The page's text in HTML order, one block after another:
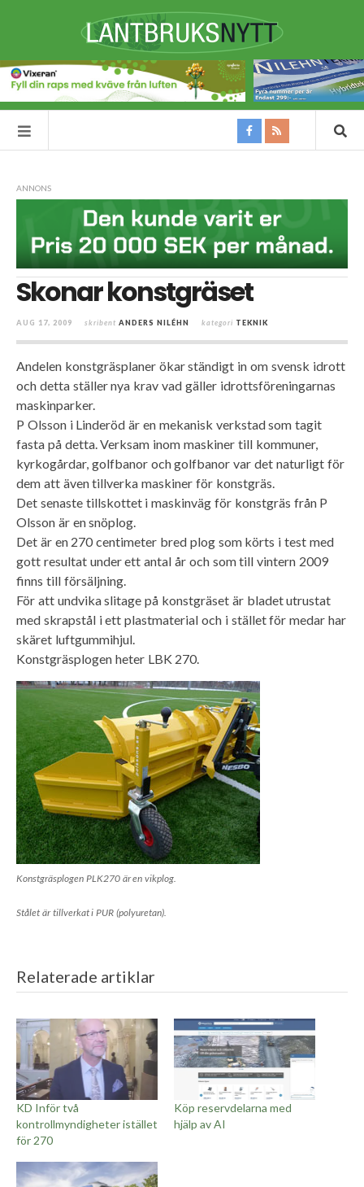
ANNONS
Skonar konstgräset
AUG 17, 2009 skribent ANDERS NILÉHN kategori TEKNIK
Andelen konstgräsplaner ökar ständigt in om svensk idrott
och detta ställer nya krav vad gäller idrottsföreningarnas
maskinparker.
P Olsson i Linderöd är en mekanisk verkstad som tagit
fasta på detta. Verksam inom maskiner till kommuner,
kyrkogårdar, golfbanor och golfbanor var det naturligt för
dem att även tillverka maskiner för konstgräs.
Det senaste tillskottet i maskinväg för konstgräs från P
Olsson är en snöplog.
Det är en 270 centimeter bred plog som körts i test med
gott resultat under ett antal år och som till vintern 2009
finns till försäljning.
För att undvika slitage på konstgräset är bladet utrustat
med skrapstål i ett plastmaterial och i stället för medar har
skäret luftgummihjul.
Konstgräsplogen heter LBK 270.
Konstgräsplogen PLK270 är en vikplog.
Stålet är tillverkat i PUR (polyuretan).
Relaterade artiklar
KD Inför två
kontrollmyndigheter istället
för 270
Köp reservdelarna med
hjälp av AI